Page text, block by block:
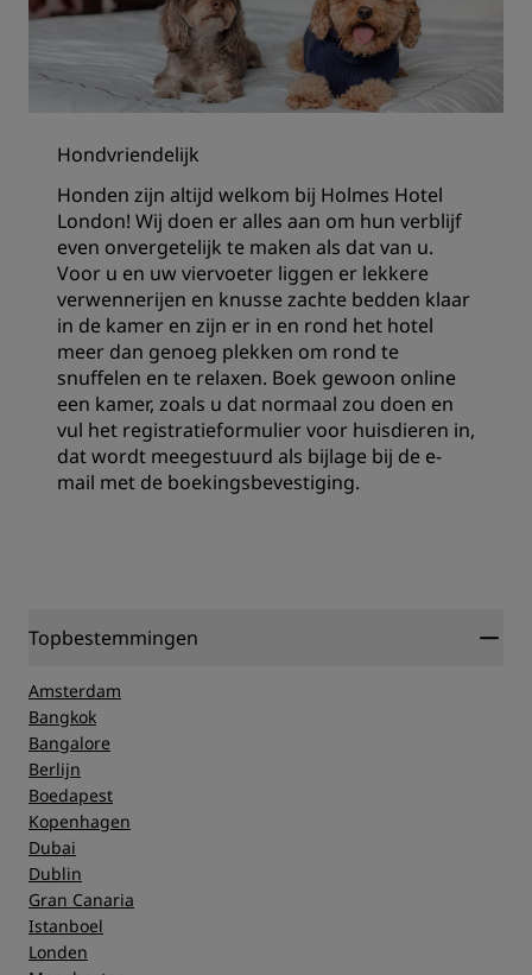
Hondvriendelijk
Honden zijn altijd welkom bij Holmes Hotel
London! Wij doen er alles aan om hun verblijf
even onvergetelijk te maken als dat van u.
Voor u en uw viervoeter liggen er lekkere
verwennerijen en knusse zachte bedden klaar
in de kamer en zijn er in en rond het hotel
meer dan genoeg plekken om rond te
snuffelen en te relaxen. Boek gewoon online
een kamer, zoals u dat normaal zou doen en
vul het registratieformulier voor huisdieren in,
dat wordt meegestuurd als bijlage bij de e-
mail met de boekingsbevestiging.
Topbestemmingen
Amsterdam
Bangkok
Bangalore
Berlijn
Boedapest
Kopenhagen
Dubai
Dublin
Gran Canaria
Istanboel
Londen